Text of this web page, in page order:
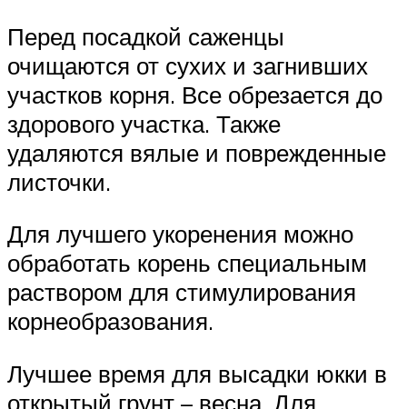
Перед посадкой саженцы
очищаются от сухих и загнивших
участков корня. Все обрезается до
здорового участка. Также
удаляются вялые и поврежденные
листочки.
Для лучшего укоренения можно
обработать корень специальным
раствором для стимулирования
корнеобразования.
Лучшее время для высадки юкки в
открытый грунт – весна. Для